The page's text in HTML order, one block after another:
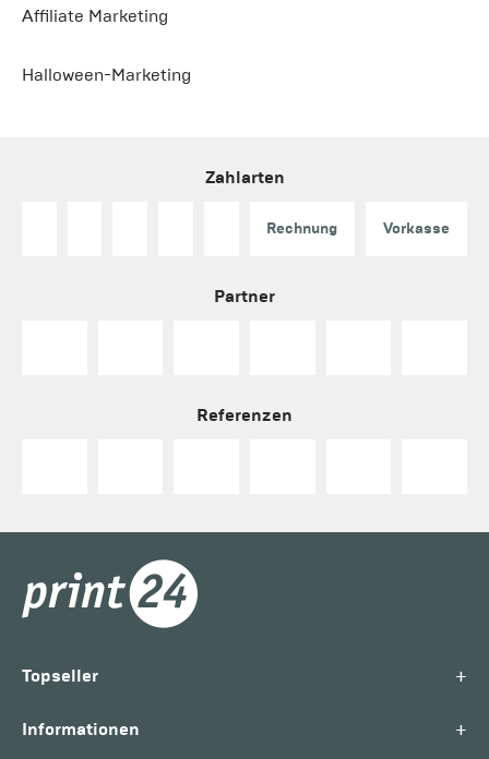
Affiliate Marketing
Halloween-Marketing
Zahlarten
Rechnung Vorkasse
Partner
Referenzen
Topseller +
Informationen +